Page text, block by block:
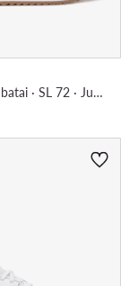
Laisvalaikio batai · SL 72 · Juoda